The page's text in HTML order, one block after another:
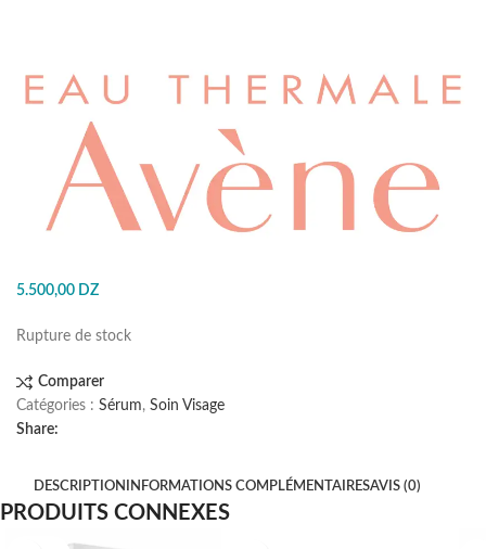
5.500,00 DZ
Rupture de stock
Comparer
Catégories : Sérum, Soin Visage
Share:
DESCRIPTION INFORMATIONS COMPLÉMENTAIRESAVIS (0)
PRODUITS CONNEXES